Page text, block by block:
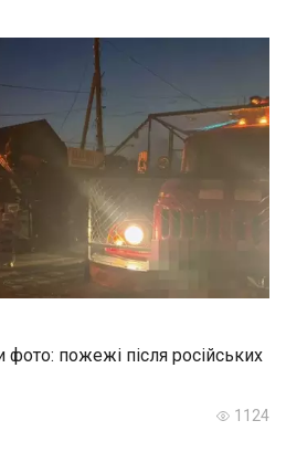
фото: пожежі після російських
1124